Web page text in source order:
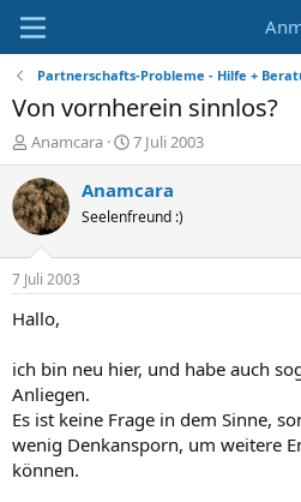
Partnerschafts-Probleme - Hilfe +
Von vornherein sinnlos?
E
r
s
t
e
e
r
Anamcara
E
r
s
t
e
t
7 Juli 2003
Anamcara
Seelenfreund :)
7 Juli 2003
Hallo,
ich bin neu hier, und habe auch
Anliegen.
Es ist keine Frage in dem Sinne,
wenig Denkansporn, um weitere
können.